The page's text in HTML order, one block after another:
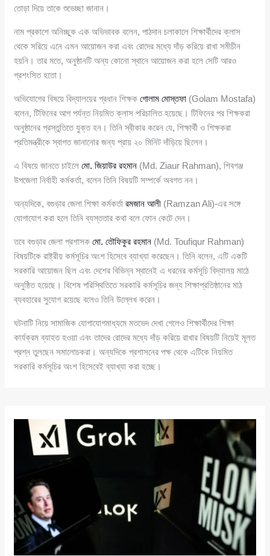
তোড়া দিয়ে তাকে শুভেচ্ছা জানান।
নাম প্রকাশে অনিচ্ছুক এক অভিভাবক বলেন, পাঠদান চলাকালে শিক্ষার্থীদের ক্লাস
থেকে সরিয়ে এনে এমন আয়োজন করা এবং রোদের মধ্যে দাঁড় করিয়ে রাখা সমীচীন
হয়নি। তার মতে, অনুষ্ঠানটি অন্য কোনো স্থানে আয়োজন করা হলে সেটি আরও
প্রশংসিত হতো।
অভিযোগের বিষয়ে বিদ্যালয়ের প্রধান শিক্ষকগোলাম মোস্তফা (Golam Mostafa)
বলেন, টিফিনের আগ পর্যন্ত নিয়মিত ক্লাস পরিচালিত হয়েছে। টিফিনের পর শিক্ষকরা
অনুষ্ঠানের প্রস্তুতিতে যুক্ত হন। তিনি স্বীকার করেন যে, শিক্ষার্থী ও শিক্ষকরা
প্রতিমন্ত্রীকে স্বাগত জানানোর জন্য প্রায় ২০ মিনিট দাঁড়িয়ে ছিলেন।
এ বিষয়ে জানতে চাইলেমো. জিয়াউর রহমান (Md. Ziaur Rahman), শিবগঞ্জ
উপজেলা নির্বাহী কর্মকর্তা, বলেন তিনি বিষয়টি সম্পর্কে অবগত নন।
অন্যদিকে, বগুড়ার জেলা শিক্ষা কর্মকর্তারমজান আলী (Ramzan Ali)-এর সঙ্গে
যোগাযোগ করা হলে তিনি ব্যস্ততার কথা বলে ফোন কেটে দেন।
তবে বগুড়ার জেলা প্রশাসকমো. তৌফিকুর রহমান (Md. Toufiqur Rahman)
বিষয়টিকে রাষ্ট্রীয় কর্মসূচির অংশ হিসেবে ব্যাখ্যা করেছেন। তিনি বলেন, এটি একটি
সরকারি আয়োজন ছিল এবং দেশের বিভিন্ন স্থানেই এ ধরনের কর্মসূচি বিদ্যালয় মাঠে
অনুষ্ঠিত হয়েছে। বিশেষ পরিস্থিতিতে সরকারি কর্মসূচির জন্য শিক্ষাপ্রতিষ্ঠানের মাঠ
ব্যবহারের সুযোগ রয়েছে বলেও তিনি উল্লেখ করেন।
ঘটনাটি নিয়ে সামাজিক যোগাযোগমাধ্যমে মতভেদ দেখা গেলেও শিক্ষার্থীদের শিক্ষা
কার্যক্রম ব্যাহত হওয়া এবং তাদের রোদের মধ্যে দাঁড় করিয়ে রাখার বিষয়টি নিয়েই মূলত
প্রশ্ন তুলছেন সমালোচকরা। অন্যদিকে প্রশাসনের পক্ষ থেকে এটিকে নিয়মিত
সরকারি কর্মসূচির অংশ হিসেবেই ব্যাখ্যা করা হচ্ছে।